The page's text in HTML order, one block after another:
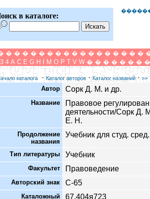
в каталоге:
� � � � � � � � � � � � � � � � �
3 4 A C E G H M O P T V W � � � � � � � �
каталога ·Каталог авторов ·Каталог названий·>>
Автор Сорк Д. М. и др.
Название
Правовое
деятельности/Сорк Д.
Е. Н.
Продолжение
названия
Учебник для студ.
Тип литературы Учебник
Факультет Правоведение
Авторский знак С-65
Каталожный
67.404я723